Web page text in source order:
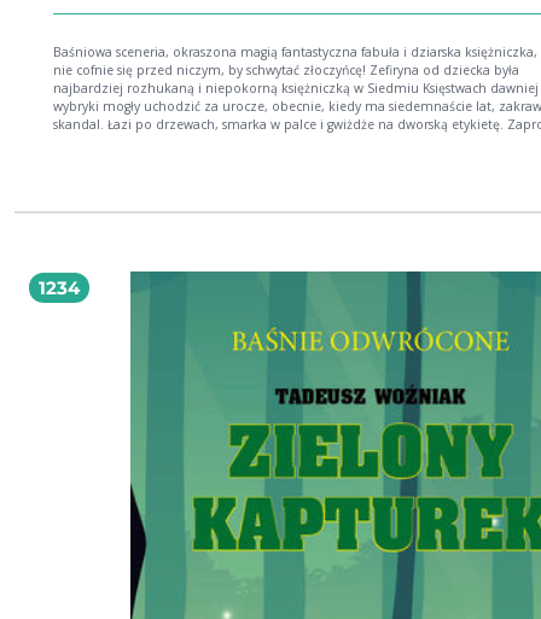
Baśniowa sceneria, okraszona magią fantastyczna fabuła i dziarska
nie cofnie się przed niczym, by schwytać złoczyńcę! Zefiryna od dziecka była
najbardziej rozhukaną i niepokorną księżniczką w Siedmiu Księstwach dawniej jej
wybryki mogły uchodzić za urocze, obecnie, kiedy ma siedemnaście lat,
skandal. Łazi po drzewach, smarka w palce i gwiżdże na dworską etykietę.
atakami na Linneę. Czy na księżniczkę rzucono zły urok? Jaka złowroga moc czai się
dowódca gwardii pałacowej, kapitan Scharf, dla którego pojawienie się
księżniczki to katastrofa. Jednak czy jego zainteresowanie Zefiryną jest czysto
służbowej natury? Wartka akcja, tajemnica, przygoda, bohaterka z prawdziwego
zdarzenia oraz spora dawka humoru! A wszystko to za sprawą Saszy Hady,
kryminałów, którą do spróbowania swoich sił w fantastyce zainspirowała praca
mokradłach (2012) i Trup z Nottingham (2013), powieści obyczajowej o polskim
gamedevie Na końcu wchodzą ninja (2015) oraz scenariusza do komiksu
Córka Płomienia (rys. Marianna Strychowska, 2019). Współtworzyła scenariusz i
do gry Wiedźmin 3: Dziki Gon. Tłumaczka (m.in. Mrocznej Wieży oraz
Psalmach C.S. Lewisa), recenzentka. Na co dzień pracuje jako starsza
firmie CD PROJEKT RED. Mieszka w Krakowie.
1234